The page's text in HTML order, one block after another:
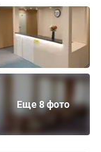
Еще 8 фото